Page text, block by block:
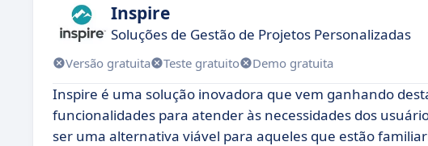
Inspire
Soluções de Gestão de Projetos Personalizadas
Versão gratuita Teste gratuito Demo gratuita
Inspire é uma solução inovadora que vem ganhando
funcionalidades para atender às necessidades dos
ser uma alternativa viável para aqueles que estão